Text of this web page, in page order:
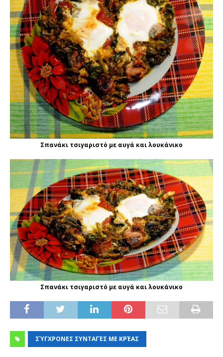
Σπανάκι τσιγαριστό με αυγά και λουκάνικο
Σπανάκι τσιγαριστό με αυγά και λουκάνικο
ΣΎΓΧΡΟΝΕΣ ΣΥΝΤΑΓΈΣ ΜΕ ΚΡΈΑΣ